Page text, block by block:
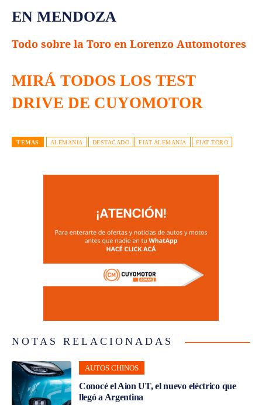
EN MENDOZA
Todo sobre la Toro en Lorenzo Automotores
MIRÁ TODOS LOS TEST
DRIVE DE CUYOMOTOR
TEMAS ALEMANIA DESTACADO FIAT ALEMANIA FIAT TORO
NOTAS RELACIONADAS
AUTOS CHINOS
Conocé el Aion UT, el nuevo eléctrico que
llegó a Argentina